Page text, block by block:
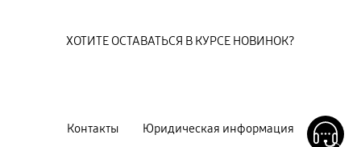
Контакты Юридическая информация
ХОТИТЕ ОСТАВАТЬСЯ В КУРСЕ НОВИНОК?